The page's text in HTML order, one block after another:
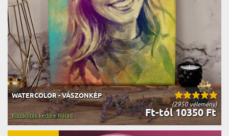
(2950 vélemény)
WATERCOLOR - VÁSZONKÉP
Ft-tól 10350 Ft
Kiszállítás keddre Nálad